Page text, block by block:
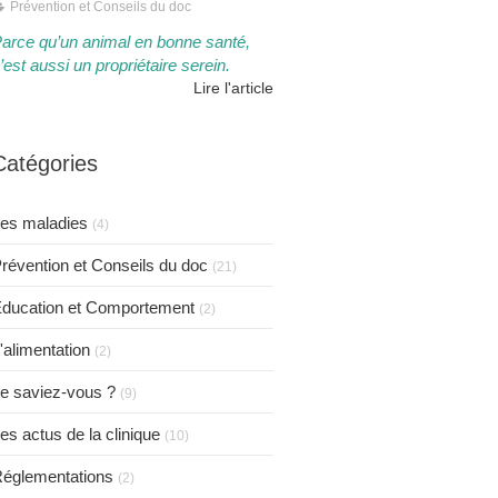
Prévention et Conseils du doc
qu’un animal en bonne santé,
aussi un propriétaire serein.​​
Lire l'article
maladies (4)
et Conseils du doc (21)
et Comportement (2)
(2)
saviez-vous ? (9)
actus de la clinique (10)
(2)